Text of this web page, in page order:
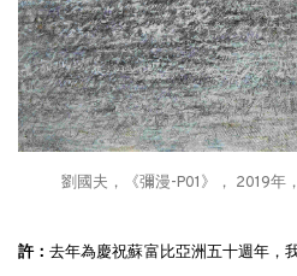
劉國夫，《彌漫-P01》， 2019年
許：去年為慶祝蘇富比亞洲五十週年，